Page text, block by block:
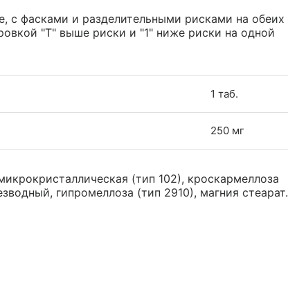
с фасками и разделительными рисками на обеих
"Т" выше риски и "1" ниже риски на одной
1 таб.
250 мг
(тип 102), кроскармеллоза
гипромеллоза (тип 2910), магния стеарат.